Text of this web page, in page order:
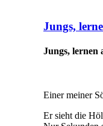
Jungs,
Jungs, lernen
Einer meiner
Er sieht die